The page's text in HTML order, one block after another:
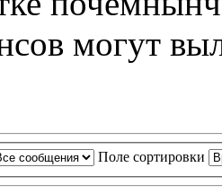
могут
Поле сортировки